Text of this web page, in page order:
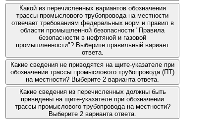
Какой из перечисленных вариантов обозначения
трассы промыслового трубопровода на местности
отвечает требованиям федеральных норм и правил в
области промышленной безопасности "Правила
безопасности в нефтяной и газовой
промышленности"? Выберите правильный вариант
ответа.
Какие сведения не приводятся на щите-указателе при
обозначении трассы промыслового трубопровода (ПТ)
на местности? Выберите 2 варианта ответа.
Какие сведения из перечисленных должны быть
приведены на щите-указателе при обозначении
трассы промыслового трубопровода на местности?
Выберите 2 варианта ответа.